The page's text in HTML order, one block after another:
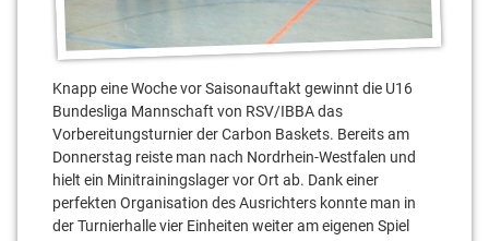
Knapp eine Woche vor Saisonauftakt gewinnt die U16
Bundesliga Mannschaft von RSV/IBBA das
Vorbereitungsturnier der Carbon Baskets. Bereits am
Donnerstag reiste man nach Nordrhein-Westfalen und
hielt ein Minitrainingslager vor Ort ab. Dank einer
perfekten Organisation des Ausrichters konnte man in
der Turnierhalle vier Einheiten weiter am eigenen Spiel